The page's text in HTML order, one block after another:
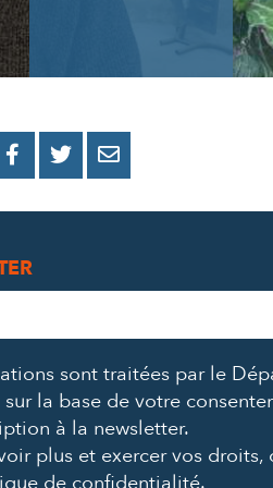

PARTAGER
PARTAGER
PARTAGER
sont traitées par le
sur la base de votre
à la newsletter.
plus et exercer vos droits,